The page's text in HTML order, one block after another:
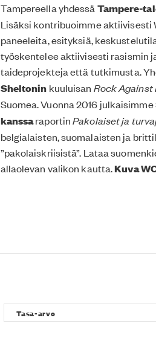
Tampereella yhdessä Tampere-
Lisäksi kontribuoimme aktiivisesti
paneeleita, esityksiä,
työskentelee aktiivisesti rasismin
taideprojekteja että tutkimusta.
Sheltonin kuuluisan Rock Against
Suomea. Vuonna 2016 julkaisimme
kanssaraportinPakolaiset ja
belgialaisten, suomalaisten ja
”pakolaiskriisistä”. Lataa
allaolevan valikon kautta.Kuva